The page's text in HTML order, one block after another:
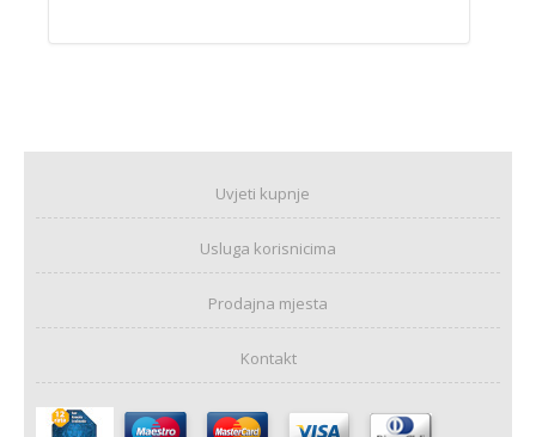
Uvjeti kupnje
Usluga korisnicima
Prodajna mjesta
Kontakt